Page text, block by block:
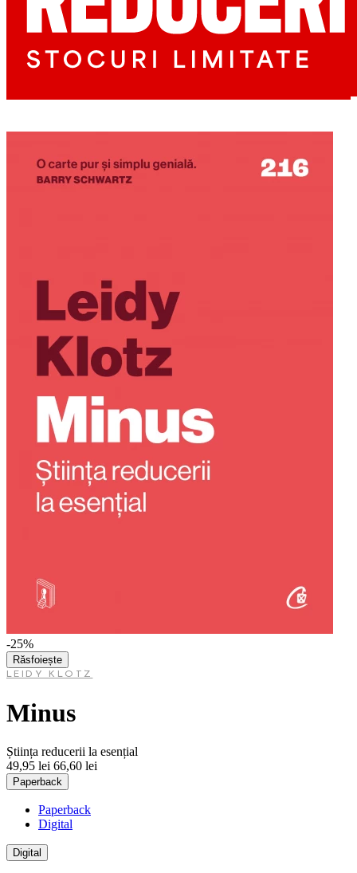
-25%
Răsfoiește
LEIDY KLOTZ
Minus
Știința reducerii la esențial
49,95 lei 66,60 lei
Paperback
Paperback
Digital
Digital